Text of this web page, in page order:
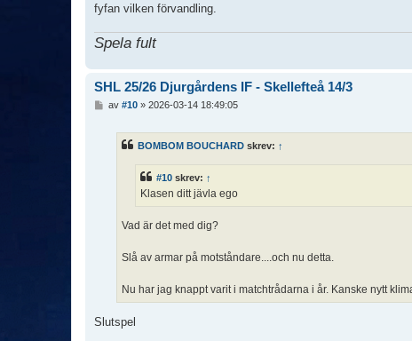
fyfan vilken förvandling.
Spela fult
SHL 25/26 Djurgårdens IF - Skellefteå 14/3
av #10» 2026-03-14 18:49:05
BOMBOM BOUCHARD skrev: ↑
#10 skrev: ↑
Klasen ditt jävla ego
Vad är det med dig?
Slå av armar på motståndare....och nu detta.
Nu har jag knappt varit i matchtrådarna i år. Kanske nytt
Slutspel